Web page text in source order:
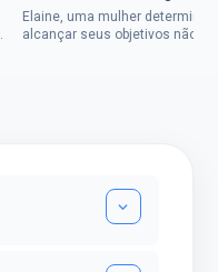
Elaine, uma mulher
alcançar seus objetivos não